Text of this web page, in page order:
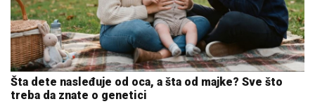
Šta dete nasleđuje od oca, a šta od majke? Sve što
treba da znate o genetici